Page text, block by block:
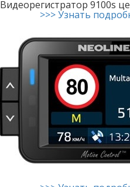
Видеорегистратор 9100s
>>> Узнать